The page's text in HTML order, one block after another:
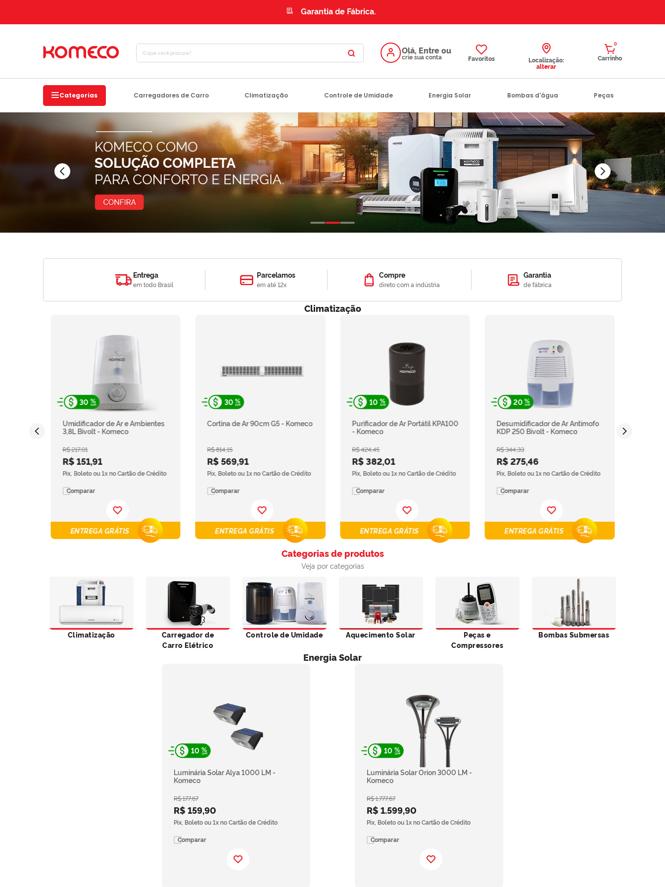
Garantia de Fábrica.
O que você procura?
Favoritos
Localização:
alterar
0
Categorias Carregadores de Carro Climatização Controle de Umidade Energia Solar Bombas d'água Peças
Entrega
em todo Brasil
Parcelamos
em até 12x
Compre
direto com a indústria
Garantia
de fábrica
Climatização
30
Umidificador de Ar e Ambientes
3,8L Bivolt - Komeco
R$217,01
R$151,91
Pix, Boleto ou 1x no Cartão de Crédito
Comparar
ENTREGA GRÁTIS
30
Cortina de Ar 90cm G5 - Komeco
R$814,15
R$ 569,91
Pix, Boleto ou 1x no Cartão de Crédito
Comparar
ENTREGA GRÁTIS
10
Purificador de Ar Portátil KPA100
- Komeco
R$424,45
R$382,01
Pix, Boleto ou 1x no Cartão de Crédito
Comparar
ENTREGA GRÁTIS
20
Desumidificador de Ar Antimofo
KDP 250 Bivolt - Komeco
R$344,33
R$275,46
Pix, Boleto ou 1x no Cartão de Crédito
Comparar
ENTREGA GRÁTIS
Categorias de produtos
Veja por categorias
Climatização
Carregador de
Carro Elétrico
Controle de Umidade Aquecimento Solar
Peças e
Compressores
Bombas Submersas
Energia Solar
10
Luminária Solar Alya 1000 LM -
Komeco
R$177,67
R$ 159,90
Pix, Boleto ou 1x no Cartão de Crédito
Comparar
10
Luminária Solar Orion 3000 LM -
Komeco
R$1.777,67
R$ 1.599,90
Pix, Boleto ou 1x no Cartão de Crédito
Comparar